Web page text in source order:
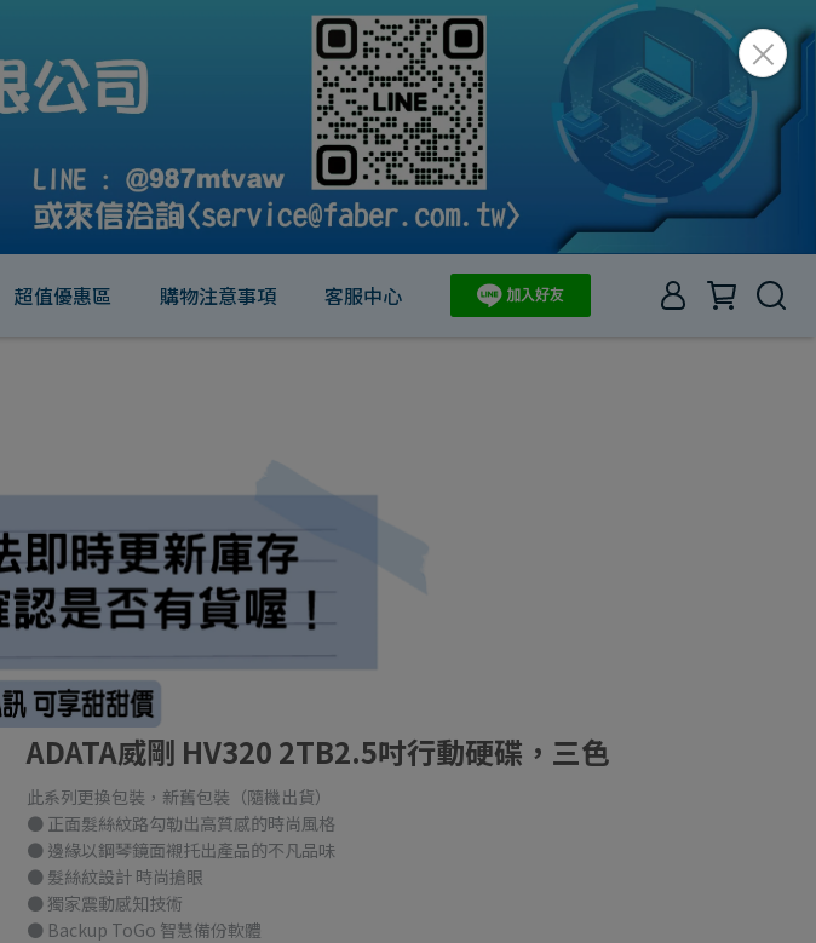
超值優惠區 購物注意事項 客服中心
ADATA威剛 HV320 2TB2.5吋行動硬碟，三色
此系列更換包裝，新舊包裝（隨機出貨）
● 正面髮絲紋路勾勒出高質感的時尚風格
● 邊緣以鋼琴鏡面襯托出產品的不凡品味
● 髮絲紋設計 時尚搶眼
● 獨家震動感知技術
● Backup ToGo 智慧備份軟體